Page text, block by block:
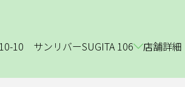
10 サンリバーSUGITA 106 店舗詳細